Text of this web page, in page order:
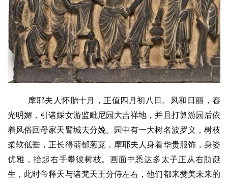
摩耶夫人怀胎十月，正值四月初八日。风和日丽，舂
光明媚，引诸婇女游监毗尼园大吉祥地，并且打算游园后依
着风俗回母家天臂城去分娩。园中有一大树名波罗义，树枝
柔软低垂，正长得蓊郁葱茏，摩耶夫人身着华贵服饰，身姿
优雅，抬起右手攀彼树枝。画面中悉达多太子正从右肋诞
生，此时帝释天与诸梵天王分侍左右，他们都来赞美未来的